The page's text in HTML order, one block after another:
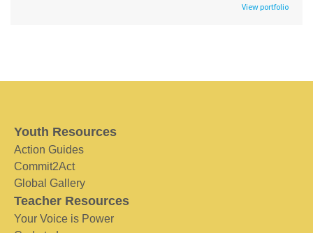
View portfolio
Youth Resources
Action Guides
Commit2Act
Global Gallery
Teacher Resources
Your Voice is Power